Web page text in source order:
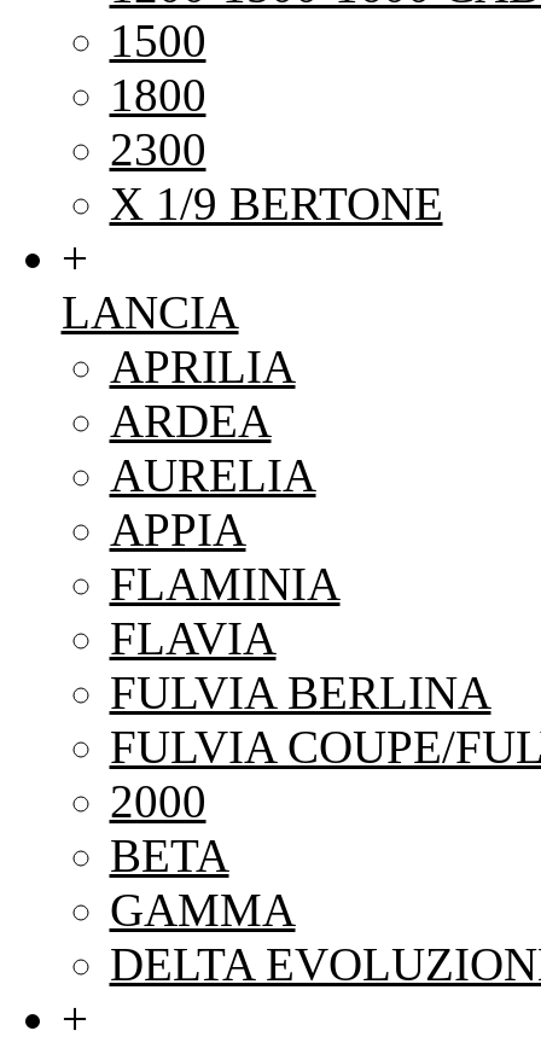
1500
1800
2300
X 1/9 BERTONE
+
LANCIA
APRILIA
ARDEA
AURELIA
APPIA
FLAMINIA
FLAVIA
FULVIA BERLINA
FULVIA COUPE/
2000
BETA
GAMMA
DELTA
+